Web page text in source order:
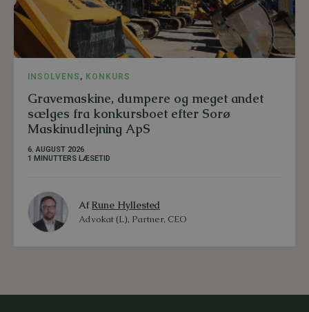
INSOLVENS , KONKURS
Gravemaskine, dumpere og meget andet
sælges fra konkursboet efter Sorø
Maskinudlejning ApS
6. AUGUST 2026
1 MINUTTERS LÆSETID
AfRune Hyllested
Advokat (L), Partner, CEO